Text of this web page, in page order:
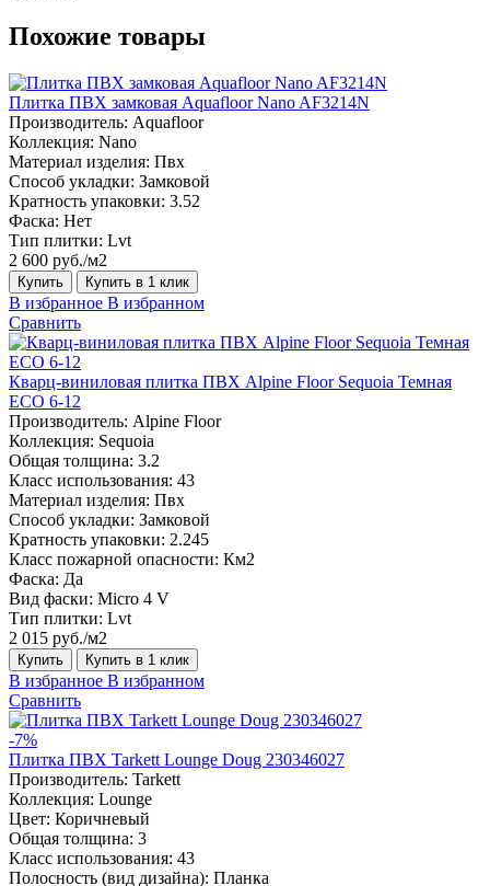
Похожие товары
Плитка ПВХ замковая Aquafloor Nano AF3214N
Производитель: Aquafloor
Коллекция: Nano
Материал изделия: Пвх
Способ укладки: Замковой
Кратность упаковки: 3.52
Фаска: Нет
Тип плитки: Lvt
2 600 руб./м2
Купить Купить в 1 клик
В избранное В избранном
Сравнить
Кварц-виниловая плитка ПВХ Alpine Floor Sequoia Темная
ECO 6-12
Производитель: Alpine Floor
Коллекция: Sequoia
Общая толщина: 3.2
Класс использования: 43
Материал изделия: Пвх
Способ укладки: Замковой
Кратность упаковки: 2.245
Класс пожарной опасности: Км2
Фаска: Да
Вид фаски: Micro 4 V
Тип плитки: Lvt
2 015 руб./м2
Купить Купить в 1 клик
В избранное В избранном
Сравнить
-7%
Плитка ПВХ Tarkett Lounge Doug 230346027
Производитель: Tarkett
Коллекция: Lounge
Цвет: Коричневый
Общая толщина: 3
Класс использования: 43
Полосность (вид дизайна): Планка